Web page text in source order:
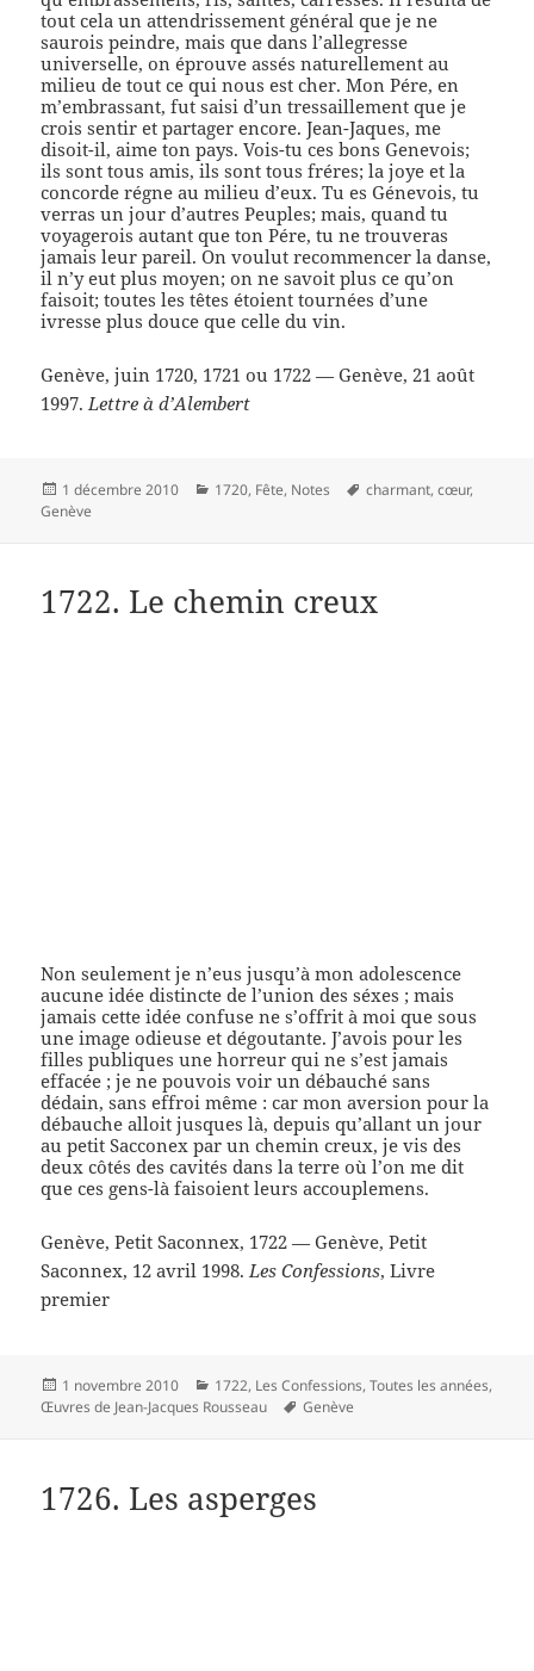
tout cela un attendrissement général que je ne
saurois peindre, mais que dans l’allegresse
universelle, on éprouve assés naturellement au
milieu de tout ce qui nous est cher. Mon Pére, en
m’embrassant, fut saisi d’un tressaillement que je
crois sentir et partager encore. Jean-Jaques, me
disoit-il, aime ton pays. Vois-tu ces bons Genevois;
ils sont tous amis, ils sont tous fréres; la joye et la
concorde régne au milieu d’eux. Tu es Génevois, tu
verras un jour d’autres Peuples; mais, quand tu
voyagerois autant que ton Pére, tu ne trouveras
jamais leur pareil. On voulut recommencer la danse,
il n’y eut plus moyen; on ne savoit plus ce qu’on
faisoit; toutes les têtes étoient tournées d’une
ivresse plus douce que celle du vin.
Genève, juin 1720, 1721 ou 1722 — Genève, 21 août
1997. Lettre à d’Alembert
Publié
le
1 décembre 2010 Catégories
1720, Fête, Notes
Mots-
charmant,cœur,
Genève
1722. Le chemin creux
Non seulement je n’eus jusqu’à mon adolescence
aucune idée distincte de l’union des séxes ; mais
jamais cette idée confuse ne s’offrit à moi que sous
une image odieuse et dégoutante. J’avois pour les
filles publiques une horreur qui ne s’est jamais
effacée ; je ne pouvois voir un débauché sans
dédain, sans effroi même : car mon aversion pour la
débauche alloit jusques là, depuis qu’allant un jour
au petit Sacconex par un chemin creux, je vis des
deux côtés des cavités dans la terre où l’on me dit
que ces gens-là faisoient leurs accouplemens.
Genève, Petit Saconnex, 1722 — Genève, Petit
Saconnex, 12 avril 1998.Les Confessions, Livre
premier
Publié
le
1 novembre 2010 Catégories
1722, Les Confessions,Toutes les années,
Œuvres de Jean-Jacques Rousseau
Mots-
Genève
1726. Les asperges